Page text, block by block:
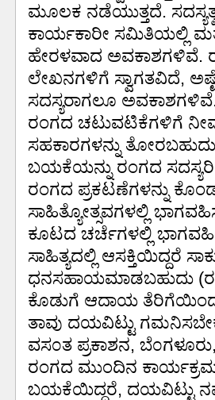
ಮೂಲಕ ನಡೆಯುತ್ತದೆ.
ಕಾರ್ಯಕಾರೀ ಸಮಿತಿಯಲ್ಲಿ
ಹೇರಳವಾದ ಅವಕಾಶಗಳಿವೆ.
ಲೇಖನಗಳಿಗೆ ಸ್ವಾಗತವಿದೆ,
ಸದಸ್ಯರಾಗಲೂ
ರಂಗದ ಚಟುವಟಿಕೆಗಳಿಗೆ
ಸಹಕಾರಗಳನ್ನು
ಬಯಕೆಯನ್ನು ರಂಗದ
ರಂಗದ ಪ್ರಕಟಣೆಗಳನ್ನು
ಸಾಹಿತ್ಯೋತ್ಸವಗಳಲ್ಲಿ
ಕೂಟದ ಚರ್ಚೆಗಳಲ್ಲಿ
ಸಾಹಿತ್ಯದಲ್ಲಿ ಆಸಕ್ತಿಯಿದ್ದರೆ
ಧನಸಹಾಯಮಾಡಬಹುದು
ಕೊಡುಗೆ ಆದಾಯ ತೆರಿಗೆಯಿಂದ
ತಾವು ದಯವಿಟ್ಟು
ವಸ೦ತ ಪ್ರಕಾಶನ,
ರಂಗದ ಮುಂದಿನ
ಬಯಕೆಯಿದ್ದರೆ, ದಯವಿಟ್ಟು